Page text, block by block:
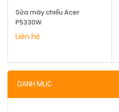
DANH MỤC
Sửa máy chiếu Acer
P5330W
Liên hệ